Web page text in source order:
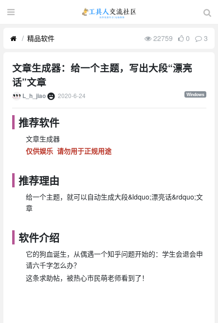
精品软件 22759 0 3
文章生成器：给一个主题，写出大段“漂亮
话”文章
L_h_jiao 2020-6-24 Windows
推荐软件
文章生成器
仅供娱乐 请勿用于正规用途
推荐理由
给一个主题，就可以自动生成大段&ldquo;漂亮话&rdquo;文
章
软件介绍
它的狗血诞生，从偶遇一个知乎问题开始的：学生会退会申
请六千字怎么办？
这条求助帖，被热心市民萌老师看到了！